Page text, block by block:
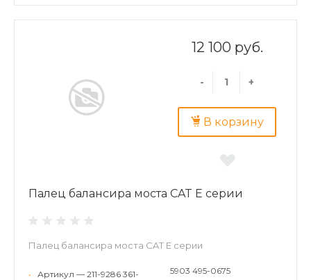
12 100 руб.
- +
В корзину
Палец балансира моста CAT E серии
Палец балансира моста CAT E серии
• Артикул — 211-9286 361- 5903 495-0675